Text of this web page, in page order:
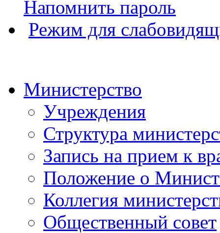
Напомнить пароль
Режим для
Министерство
Учреждения
Структура
Запись на прием к
Положение о
Коллегия
Общественный совет